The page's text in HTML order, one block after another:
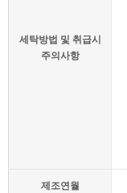
세탁방법 및 취급시
주의사항
제조연월